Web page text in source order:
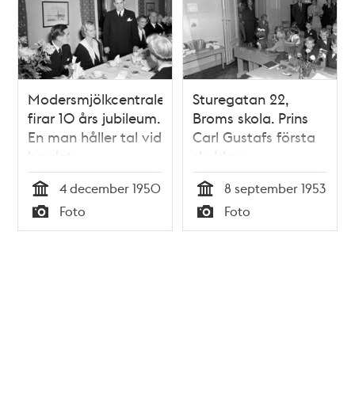
Modersmjölkcentralen
firar 10 års jubileum.
En man håller tal vid
bordet
Tid
4 december 1950
Typ
Foto
Sturegatan 22,
Broms skola. Prins
Carl Gustafs första
skoldag
Tid
8 september 1953
Typ
Foto